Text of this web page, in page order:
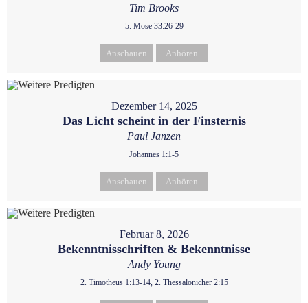
Tim Brooks
5. Mose 33:26-29
Anschauen Anhören
Dezember 14, 2025
Das Licht scheint in der Finsternis
Paul Janzen
Johannes 1:1-5
Anschauen Anhören
Februar 8, 2026
Bekenntnisschriften & Bekenntnisse
Andy Young
2. Timotheus 1:13-14, 2. Thessalonicher 2:15